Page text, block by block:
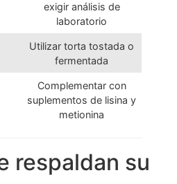
exigir análisis de
laboratorio
Utilizar torta tostada o
fermentada
Complementar con
suplementos de lisina y
metionina
respaldan su